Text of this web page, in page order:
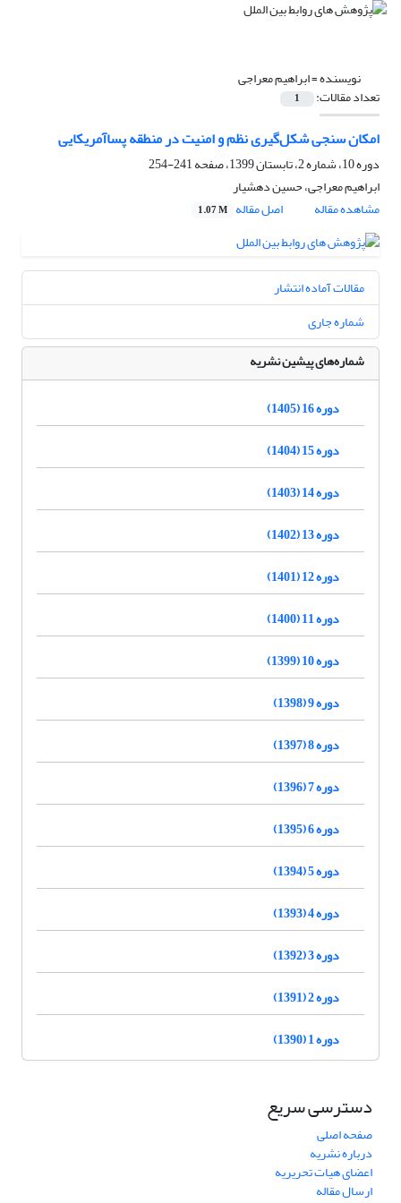
نویسنده =ابراهیم معراجی
تعداد مقالات: 1
امکان سنجی شکل‌گیری نظم و امنیت در منطقه پساآمریکایی
دوره 10، شماره 2، تابستان 1399، صفحه
241-254
ابراهیم معراجی، حسین دهشیار
مشاهده مقاله
اصل مقاله 1.07 M
مقالات آماده انتشار
شماره جاری
شماره‌های پیشین نشریه
دوره 16 (1405)
دوره 15 (1404)
دوره 14 (1403)
دوره 13 (1402)
دوره 12 (1401)
دوره 11 (1400)
دوره 10 (1399)
دوره 9 (1398)
دوره 8 (1397)
دوره 7 (1396)
دوره 6 (1395)
دوره 5 (1394)
دوره 4 (1393)
دوره 3 (1392)
دوره 2 (1391)
دوره 1 (1390)
دسترسی سریع
صفحه اصلی
درباره نشریه
اعضای هیات تحریریه
ارسال مقاله